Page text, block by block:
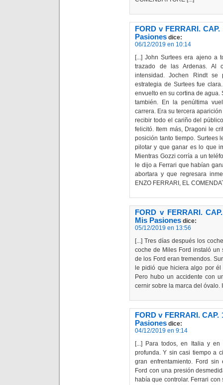
FORD v FERRARI.
Pasiones dice:
06/12/2019 en 10:14
[...] John Surtees era ajeno a
trazado de las Ardenas. Al
intensidad. Jochen Rindt se
estrategia de Surtees fue
envuelto en su cortina de agua.
también. En la penúltima
carrera. Era su tercera
recibir todo el cariño del
felicitó. Item más, Dragoni le
posición tanto tiempo. Surtees
pilotar y que ganar es lo que
Mientras Gozzi corría a un
le dijo a Ferrari que habían
abortara y que regresara
ENZO FERRARI, EL
FORD v FERRARI.
Mis Pasiones dice:
05/12/2019 en 13:56
[...] Tres días después los
coche de Miles Ford instaló un
de los Ford eran tremendos.
le pidió que hiciera algo por
Pero hubo un accidente con
cernir sobre la marca del óvalo.
FORD v FERRARI.
Pasiones dice:
04/12/2019 en 9:14
[...] Para todos, en Italia y
profunda. Y sin casi tiempo a
gran enfrentamiento. Ford sin
Ford con una presión
había que controlar. Ferrari